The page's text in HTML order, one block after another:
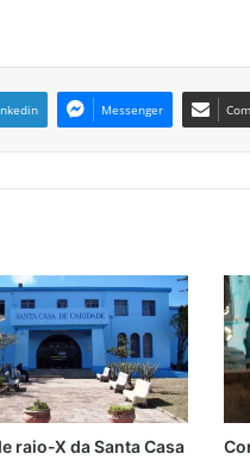
Messenger
raio-X da Santa Casa